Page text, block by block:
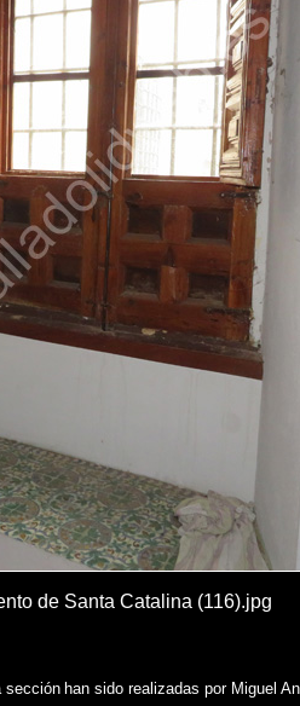
de Santa Catalina (116).jpg
sección han sido realizadas por Miguel